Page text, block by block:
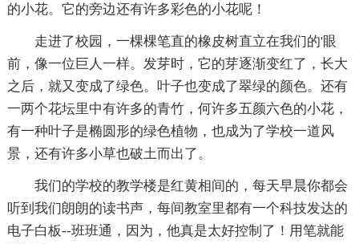
的小花。它的旁边还有许多彩色的小花呢！
走进了校园，一棵棵笔直的橡皮树直立在我们的'眼
前，像一位巨人一样。发芽时，它的芽逐渐变红了，长大
之后，就又变成了绿色。叶子也变成了翠绿的颜色。还有
一两个花坛里中有许多的青竹，何许多五颜六色的小花，
有一种叶子是椭圆形的绿色植物，也成为了学校一道风
景，还有许多小草也破土而出了。
我们的学校的教学楼是红黄相间的，每天早晨你都会
听到我们朗朗的读书声，每间教室里都有一个科技发达的
电子白板--班班通，因为，他真是太好控制了！用笔就能